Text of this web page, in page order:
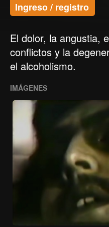
Ingreso / registro
El dolor, la angustia,
conflictos y la
el alcoholismo.
IMÁGENES